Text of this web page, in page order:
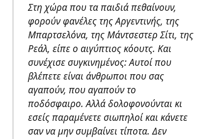
Στη χώρα που τα παιδιά πεθαίνουν,
φορούν φανέλες της Αργεντινής, της
Μπαρτσελόνα, της Μάντσεστερ Σίτι, της
Ρεάλ, είπε ο αιγύπτιος κόουτς. Και
συνέχισε συγκινημένος: Αυτοί που
βλέπετε είναι άνθρωποι που σας
αγαπούν, που αγαπούν το
ποδόσφαιρο. Αλλά δολοφονούνται κι
εσείς παραμένετε σιωπηλοί και κάνετε
σαν να μην συμβαίνει τίποτα. Δεν